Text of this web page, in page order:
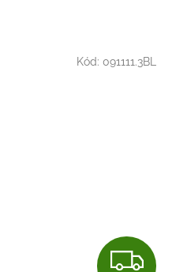
Z
Kód: 091111.3BL